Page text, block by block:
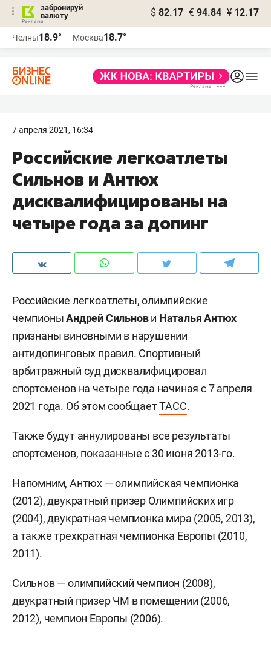
забронируй
валюту
$ 82.17 € 94.84 ¥ 12.17
Челны18.9° Москва18.7°
7 апреля 2021, 16:34
Российские легкоатлеты
Сильнов и Антюх
дисквалифицированы на
четыре года за допинг
Российские легкоатлеты, олимпийские
чемпионыАндрей Сильнови Наталья Антюх
признаны виновными в нарушении
антидопинговых правил. Спортивный
арбитражный суд дисквалифицировал
спортсменов на четыре года начиная с 7 апреля
2021 года. Об этом сообщаетТАСС.
Также будут аннулированы все результаты
спортсменов, показанные с 30 июня 2013-го.
Напомним, Антюх — олимпийская чемпионка
(2012), двукратный призер Олимпийских игр
(2004), двукратная чемпионка мира (2005, 2013),
а также трехкратная чемпионка Европы (2010,
2011).
Сильнов — олимпийский чемпион (2008),
двукратный призер ЧМ в помещении (2006,
2012), чемпион Европы (2006).